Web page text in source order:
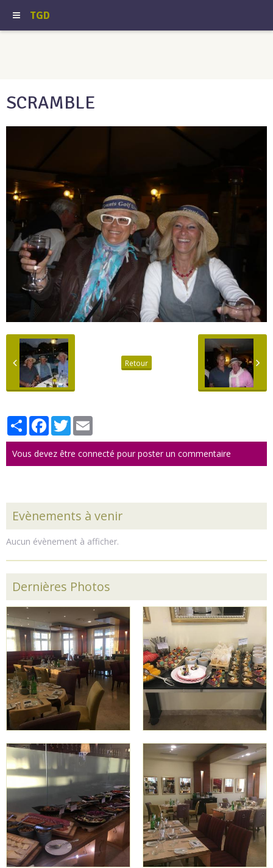
TGD
SCRAMBLE
Retour
PartagerFacebook
Twitter
Vous devez être connecté pour poster un commentaire
Evènements à venir
Aucun évènement à afficher.
Dernières Photos